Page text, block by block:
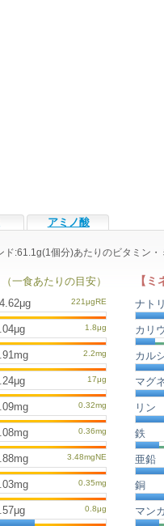
アミノ酸
ド:61.1g(1個分)あたりのビタミン
（一食あたりの目安）
【ミ
ナト
カリ
カル
マグ
リン
鉄
亜鉛
銅
マン